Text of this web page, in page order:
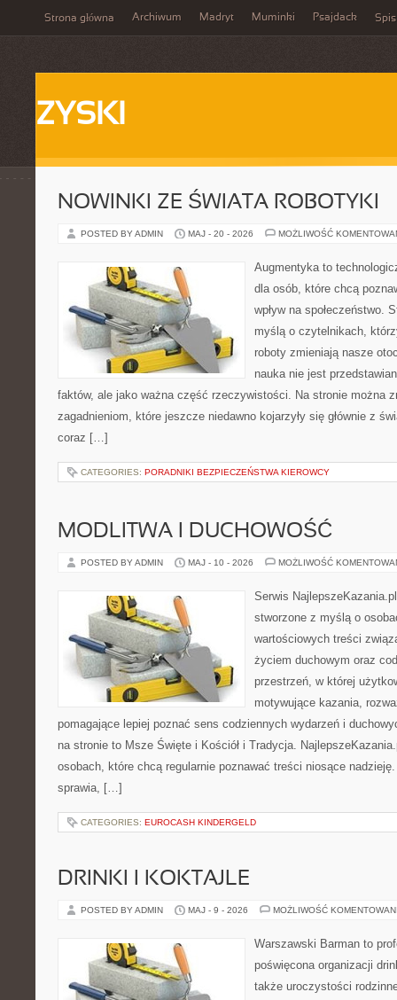
Strona główna Archiwum Madryt Muminki Psajdack Spis
ZYSKI
NOWINKI ZE ŚWIATA ROBOTYKI
POSTED BY ADMIN MAJ - 20 - 2026 MOŻLIWOŚĆ
Augmentyka to
dla osób, które chcą
wpływ na społeczeństwo.
myślą o czytelnikach,
roboty zmieniają nasze
nauka nie jest
faktów, ale jako ważna część rzeczywistości. Na stronie można
zagadnieniom, które jeszcze niedawno kojarzyły się głównie z
coraz […]
CATEGORIES: PORADNIKI BEZPIECZEŃSTWA KIEROWCY
MODLITWA I DUCHOWOŚĆ
POSTED BY ADMIN MAJ - 10 - 2026 MOŻLIWOŚĆ
Serwis
stworzone z myślą o
wartościowych treści
życiem duchowym oraz
przestrzeń, w której
motywujące kazania,
pomagające lepiej poznać sens codziennych wydarzeń i
na stronie to Msze Święte i Kościół i Tradycja.
osobach, które chcą regularnie poznawać treści niosące nadzieję.
sprawia, […]
CATEGORIES: EUROCASH KINDERGELD
DRINKI I KOKTAJLE
POSTED BY ADMIN MAJ - 9 - 2026 MOŻLIWOŚĆ
Warszawski Barman to
poświęcona organizacji
także uroczystości